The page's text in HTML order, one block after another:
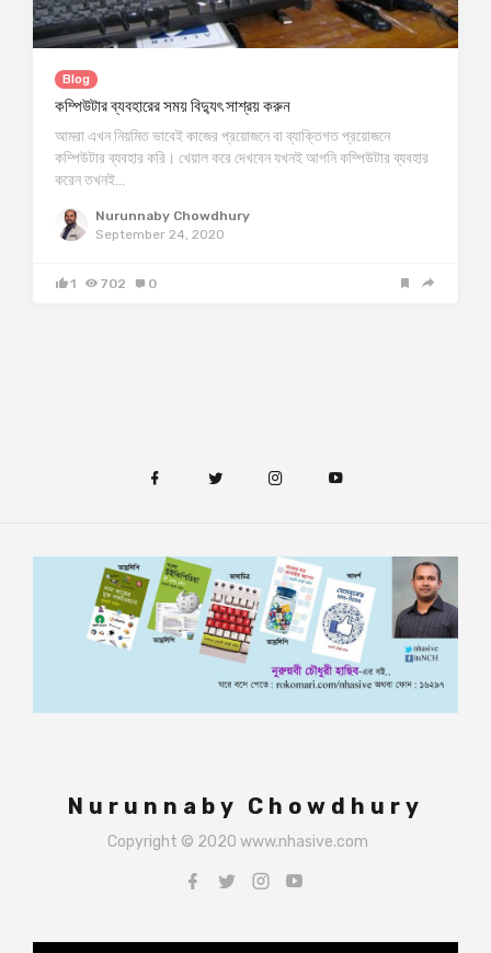
Blog
কম্পিউটার ব্যবহারের সময় বিদ্যুৎ সাশ্রয় করুন
আমরা এখন নিয়মিত ভাবেই কাজের প্রয়োজনে বা ব্যাক্তিগত প্রয়োজনে
কম্পিউটার ব্যবহার করি। খেয়াল করে দেখবেন যখনই আপনি কম্পিউটার ব্যবহার
করেন তখনই…
Nurunnaby Chowdhury
September 24, 2020
1 702 0
Nurunnaby Chowdhury
Copyright © 2020 www.nhasive.com